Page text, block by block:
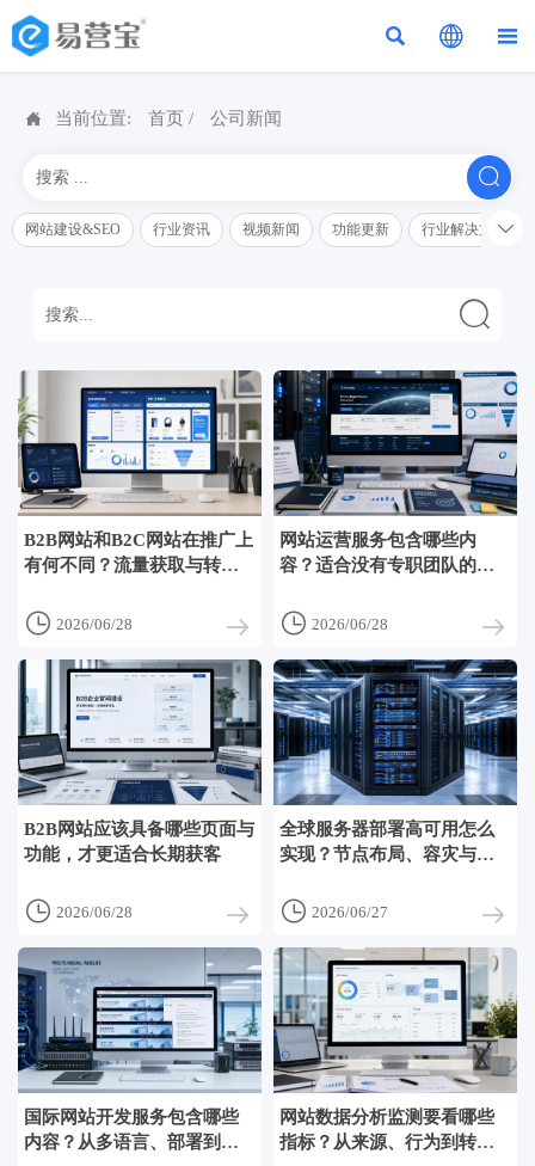
  
 当前位置: 首页 / 公司新闻

网站建设&SEO 行业资讯 视频新闻 功能更新 行业解决方案解读


B2B网站和B2C网站在推广上
有何不同？流量获取与转化
 2026/06/28
网站运营服务包含哪些内
容？适合没有专职团队的企
 2026/06/28
B2B网站应该具备哪些页面与
功能，才更适合长期获客
 2026/06/28
全球服务器部署高可用怎么
实现？节点布局、容灾与访
 2026/06/27
国际网站开发服务包含哪些
内容？从多语言、部署到
网站数据分析监测要看哪些
指标？从来源、行为到转化